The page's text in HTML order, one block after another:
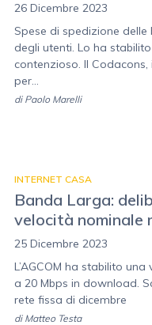
26 Dicembre 2023
Spese di spedizione
degli utenti. Lo ha
contenzioso. Il
per...
di Paolo Marelli
INTERNET CASA
Banda Larga:
velocità nominale
25 Dicembre 2023
L’AGCOM ha stabilito
a 20 Mbps in download.
rete fissa di dicembre
di Matteo Testa